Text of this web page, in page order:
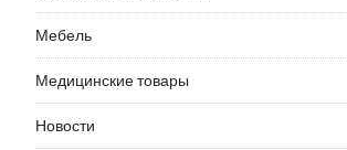
Мебель
Медицинские товары
Новости